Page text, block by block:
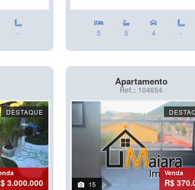
- 5 5 4 -
DESTAQUE
3.000.000
Apartamento
Ref.: 104654
15
Venda
R$